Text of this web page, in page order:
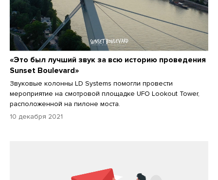
«Это был лучший звук за всю историю проведения
Sunset Boulevard»
Звуковые колонны LD Systems помогли провести
мероприятие на смотровой площадке UFO Lookout Tower,
расположенной на пилоне моста.
10 декабря 2021